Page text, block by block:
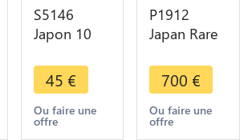
S5146
Japon 10
Characters
Dragon
Argent
1873 Silver
45 €
Ou faire une
offre
P1912
Japan Rare
1870 M3
Shallow
Scales PCGS
MS63
700 €
Ou faire une
offre